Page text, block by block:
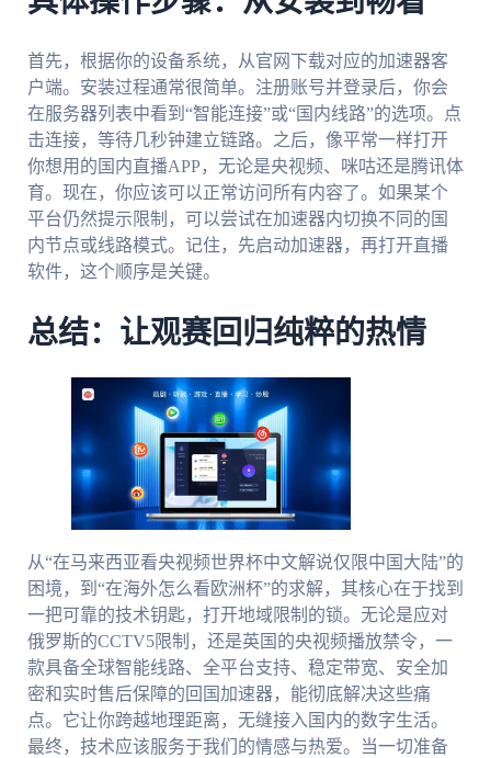
首先，根据你的设备系统，从官网下载对应的加速器客
户端。安装过程通常很简单。注册账号并登录后，你会
在服务器列表中看到“智能连接”或“国内线路”的选项。点
击连接，等待几秒钟建立链路。之后，像平常一样打开
你想用的国内直播APP，无论是央视频、咪咕还是腾讯体
育。现在，你应该可以正常访问所有内容了。如果某个
平台仍然提示限制，可以尝试在加速器内切换不同的国
内节点或线路模式。记住，先启动加速器，再打开直播
软件，这个顺序是关键。
总结：让观赛回归纯粹的热情
从“在马来西亚看央视频世界杯中文解说仅限中国大陆”的
困境，到“在海外怎么看欧洲杯”的求解，其核心在于找到
一把可靠的技术钥匙，打开地域限制的锁。无论是应对
俄罗斯的CCTV5限制，还是英国的央视频播放禁令，一
款具备全球智能线路、全平台支持、稳定带宽、安全加
密和实时售后保障的回国加速器，能彻底解决这些痛
点。它让你跨越地理距离，无缝接入国内的数字生活。
最终，技术应该服务于我们的情感与热爱。当一切准备